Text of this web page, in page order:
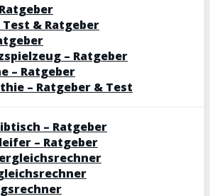
Test & Ratgeber
– Ratgeber
– Ratgeber
– Ratgeber & Test
– Ratgeber
– Ratgeber